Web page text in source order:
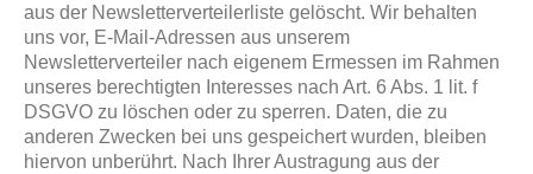
aus der Newsletterverteilerliste gelöscht. Wir behalten
uns vor, E-Mail-Adressen aus unserem
Newsletterverteiler nach eigenem Ermessen im Rahmen
unseres berechtigten Interesses nach Art. 6 Abs. 1 lit. f
DSGVO zu löschen oder zu sperren. Daten, die zu
anderen Zwecken bei uns gespeichert wurden, bleiben
hiervon unberührt. Nach Ihrer Austragung aus der